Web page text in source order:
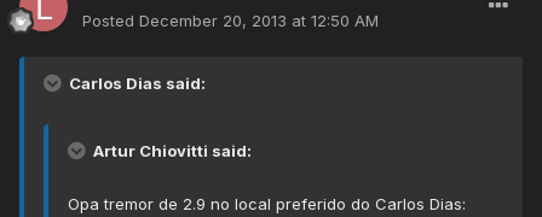
Posted December 20, 2013 at 12:50 AM
Carlos Dias said:
Artur Chiovitti said:
Opa tremor de 2.9 no local preferido do Carlos Dias: